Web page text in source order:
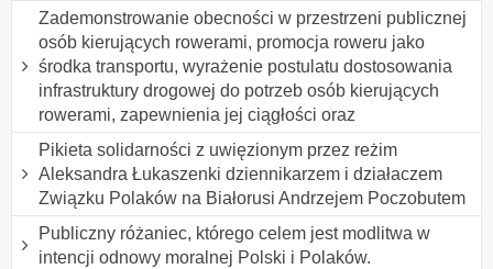
Zademonstrowanie obecności w przestrzeni publicznej
osób kierujących rowerami, promocja roweru jako
środka transportu, wyrażenie postulatu dostosowania
infrastruktury drogowej do potrzeb osób kierujących
rowerami, zapewnienia jej ciągłości oraz
Pikieta solidarności z uwięzionym przez reżim
Aleksandra Łukaszenki dziennikarzem i działaczem
Związku Polaków na Białorusi Andrzejem Poczobutem
Publiczny różaniec, którego celem jest modlitwa w
intencji odnowy moralnej Polski i Polaków.